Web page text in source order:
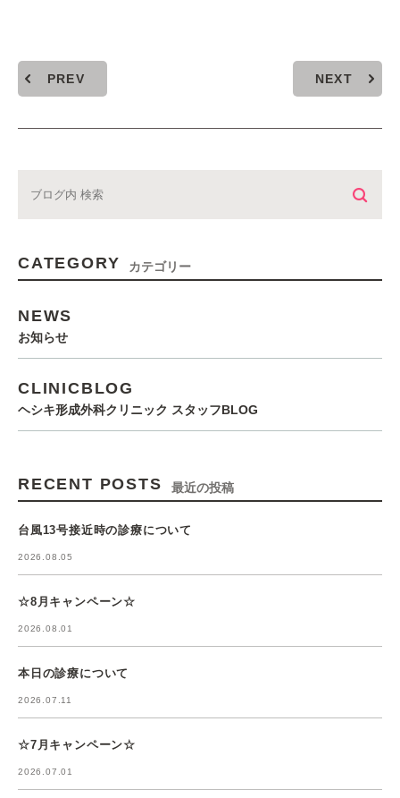
PREV NEXT
CATEGORY カテゴリー
NEWS
お知らせ
CLINICBLOG
ヘシキ形成外科クリニック スタッフBLOG
RECENT POSTS 最近の投稿
台風13号接近時の診療について
2026.08.05
☆8月キャンペーン☆
2026.08.01
本日の診療について
2026.07.11
☆7月キャンペーン☆
2026.07.01